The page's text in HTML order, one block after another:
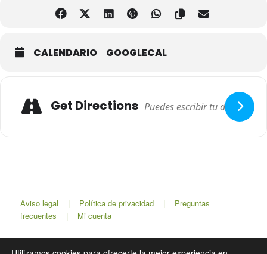
CALENDARIO GOOGLECAL
Get Directions
Aviso legal | Política de privacidad| Preguntas
frecuentes | Mi cuenta